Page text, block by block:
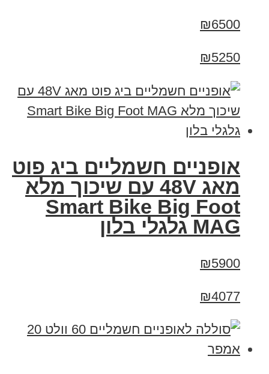
₪6500
₪5250
אופניים חשמליים ביג פוט
מאג 48V עם שיכוך מלא
Smart Bike Big Foot
MAG גלגלי בלון
₪5900
₪4077